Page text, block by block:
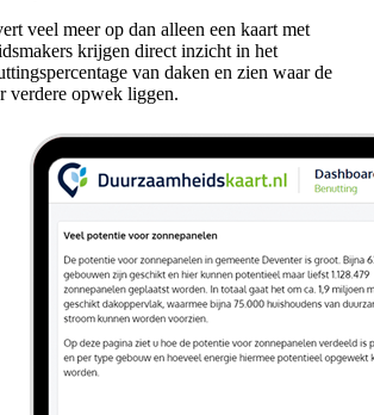
veel meer op dan alleen een kaart met
krijgen direct inzicht in het
van daken en zien waar de
verdere opwek liggen.